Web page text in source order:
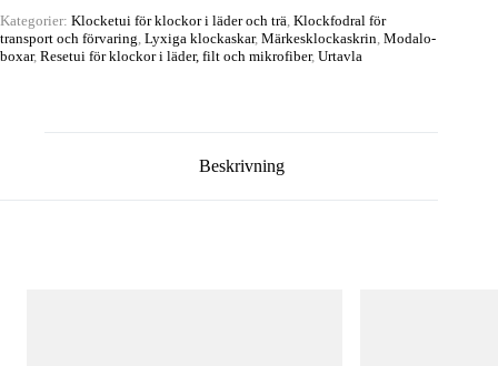
Kategorier: Klocketui för klockor i läder och trä, Klockfodral för
transport och förvaring, Lyxiga klockaskar, Märkesklockaskrin, Modalo-
boxar, Resetui för klockor i läder, filt och mikrofiber, Urtavla
Beskrivning